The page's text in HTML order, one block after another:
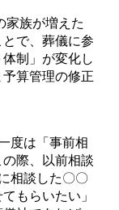
家族が増えた
で、葬儀に参
制」が変化し
算管理の修正
度は「事前相
際、以前相談
相談した〇〇
もらいたい」